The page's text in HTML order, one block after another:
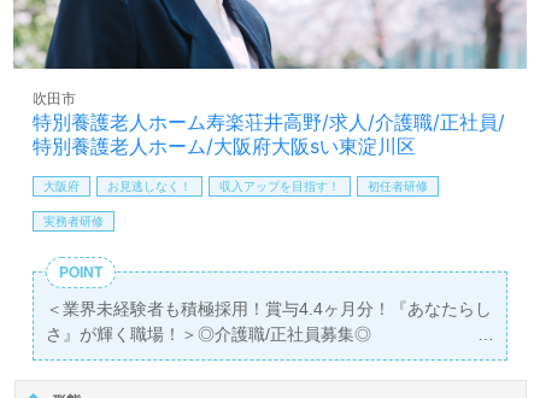
料サービスをご利用いただけます。＜非公開求人も取扱い
あり！＞"転職支援"のプロと一緒に転職活動！お問い合わ
せお待ちしております。
特別養護老人ホーム寿楽荘井高野/求人/介護職/正社員/
特別養護老人ホーム/大阪府大阪sい東淀川区
吹田市
大阪府 お見逃しなく！ 収入アップを目指す！ 初任者研修
実務者研修
POINT
＜業界未経験者も積極採用！賞与4.4ヶ月分！『あなたらし
さ』が輝く職場！＞◎介護職/正社員募集◎
【月給230,000円～290,000円】＊初任者研修以上有資格者
向け求人＊『井高野駅』徒歩12分。